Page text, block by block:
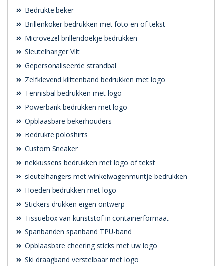
Bedrukte beker
Brillenkoker bedrukken met foto en of tekst
Microvezel brillendoekje bedrukken
Sleutelhanger Vilt
Gepersonaliseerde strandbal
Zelfklevend klittenband bedrukken met logo
Tennisbal bedrukken met logo
Powerbank bedrukken met logo
Opblaasbare bekerhouders
Bedrukte poloshirts
Custom Sneaker
nekkussens bedrukken met logo of tekst
sleutelhangers met winkelwagenmuntje bedrukken
Hoeden bedrukken met logo
Stickers drukken eigen ontwerp
Tissuebox van kunststof in containerformaat
Spanbanden spanband TPU-band
Opblaasbare cheering sticks met uw logo
Ski draagband verstelbaar met logo